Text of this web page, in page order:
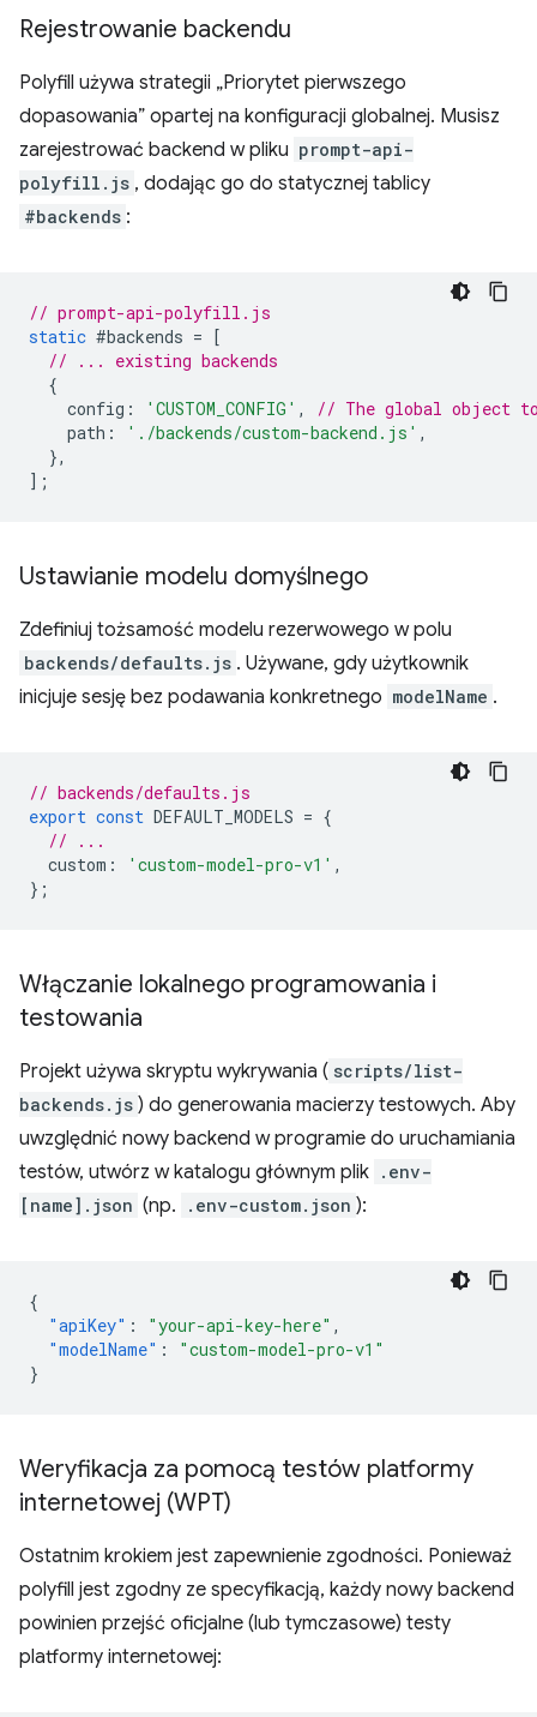
Rejestrowanie backendu
Polyfill używa strategii „Priorytet pierwszego
dopasowania” opartej na konfiguracji globalnej. Musisz
zarejestrować backend w pliku prompt-api-
polyfill.js , dodając go do statycznej tablicy
#backends :
// prompt-api-polyfill.js
static #backends = [
// ... existing backends
{
config : 'CUSTOM_CONFIG' ,
// The global object
path : './backends/custom-backend.js' ,
},
];
Ustawianie modelu domyślnego
Zdefiniuj tożsamość modelu rezerwowego w polu
backends/defaults.js . Używane, gdy użytkownik
inicjuje sesję bez podawania konkretnego modelName .
// backends/defaults.js
export const DEFAULT_MODELS = {
// ...
custom : 'custom-model-pro-v1' ,
};
Włączanie lokalnego programowania i
testowania
Projekt używa skryptu wykrywania ( scripts/list-
backends.js ) do generowania macierzy testowych. Aby
uwzględnić nowy backend w programie do uruchamiania
testów, utwórz w katalogu głównym plik .env-
[name].json (np. .env-custom.json ):
{
"apiKey" : "your-api-key-here" ,
"modelName" :
"custom-model-pro-v1"
}
Weryfikacja za pomocą testów platformy
internetowej (WPT)
Ostatnim krokiem jest zapewnienie zgodności. Ponieważ
polyfill jest zgodny ze specyfikacją, każdy nowy backend
powinien przejść oficjalne (lub tymczasowe) testy
platformy internetowej: